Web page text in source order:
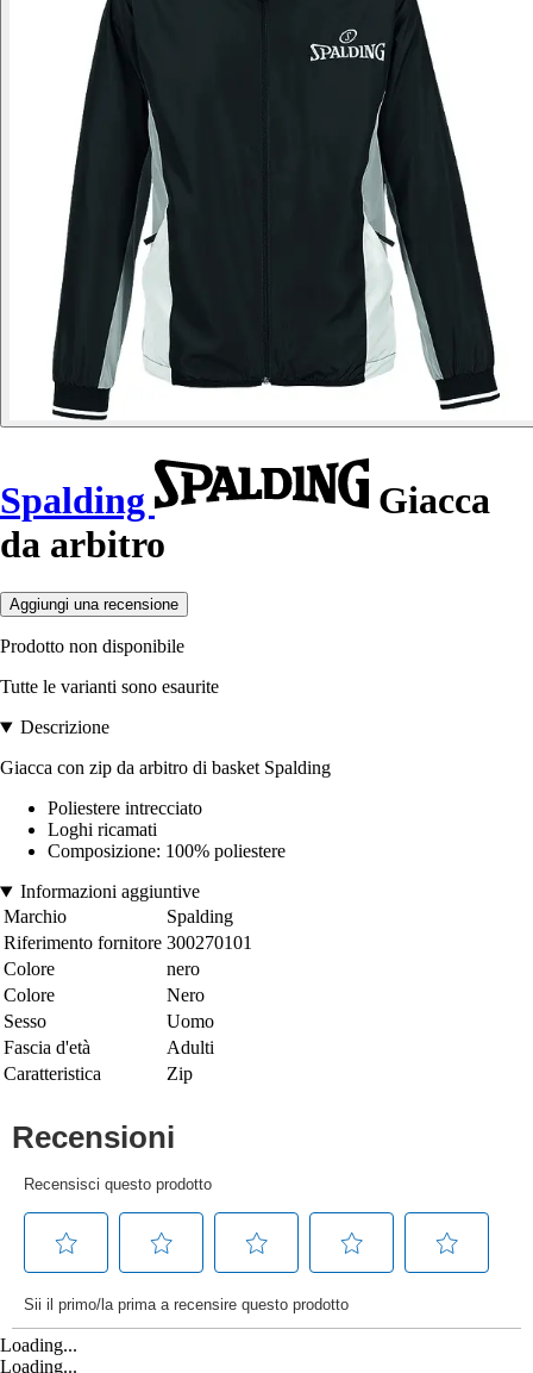
Spalding
Giacca
da arbitro
Aggiungi una recensione
Prodotto non disponibile
Tutte le varianti sono esaurite
Descrizione
Giacca con zip da arbitro di basket Spalding
Poliestere intrecciato
Loghi ricamati
Composizione: 100% poliestere
Informazioni aggiuntive
Marchio
Spalding
Riferimento fornitore 300270101
Colore
nero
Colore
Nero
Sesso
Uomo
Fascia d'età
Adulti
Caratteristica
Zip
Loading...
Loading...